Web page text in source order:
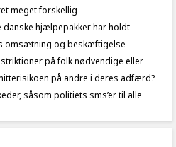
meget forskellig
danske hjælpepakker har holdt
omsætning og beskæftigelse
på folk nødvendige eller
på andre i deres adfærd?
såsom politiets sms’er til alle